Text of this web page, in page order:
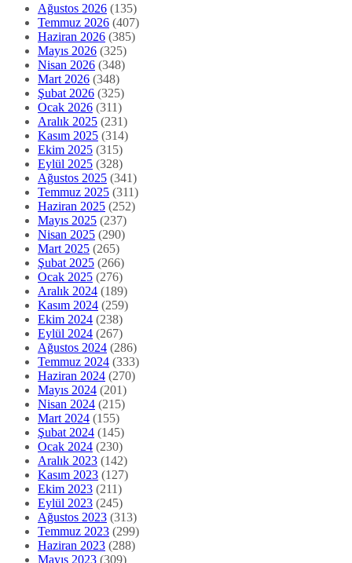
Ağustos 2026 (135)
Temmuz 2026 (407)
Haziran 2026 (385)
Mayıs 2026 (325)
Nisan 2026 (348)
Mart 2026 (348)
Şubat 2026 (325)
Ocak 2026 (311)
Aralık 2025 (231)
Kasım 2025 (314)
Ekim 2025 (315)
Eylül 2025 (328)
Ağustos 2025 (341)
Temmuz 2025 (311)
Haziran 2025 (252)
Mayıs 2025 (237)
Nisan 2025 (290)
Mart 2025 (265)
Şubat 2025 (266)
Ocak 2025 (276)
Aralık 2024 (189)
Kasım 2024 (259)
Ekim 2024 (238)
Eylül 2024 (267)
Ağustos 2024 (286)
Temmuz 2024 (333)
Haziran 2024 (270)
Mayıs 2024 (201)
Nisan 2024 (215)
Mart 2024 (155)
Şubat 2024 (145)
Ocak 2024 (230)
Aralık 2023 (142)
Kasım 2023 (127)
Ekim 2023 (211)
Eylül 2023 (245)
Ağustos 2023 (313)
Temmuz 2023 (299)
Haziran 2023 (288)
Mayıs 2023 (309)